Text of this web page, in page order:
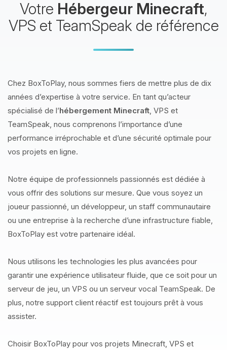
Votre Hébergeur Minecraft,
VPS et TeamSpeak de référence
Chez BoxToPlay, nous sommes fiers de mettre plus de dix
années d’expertise à votre service. En tant qu’acteur
spécialisé de l’hébergement Minecraft, VPS et
TeamSpeak, nous comprenons l’importance d’une
performance irréprochable et d’une sécurité optimale pour
vos projets en ligne.
Notre équipe de professionnels passionnés est dédiée à
vous offrir des solutions sur mesure. Que vous soyez un
joueur passionné, un développeur, un staff communautaire
ou une entreprise à la recherche d’une infrastructure fiable,
BoxToPlay est votre partenaire idéal.
Nous utilisons les technologies les plus avancées pour
garantir une expérience utilisateur fluide, que ce soit pour un
serveur de jeu, un VPS ou un serveur vocal TeamSpeak. De
plus, notre support client réactif est toujours prêt à vous
assister.
Choisir BoxToPlay pour vos projets Minecraft, VPS et